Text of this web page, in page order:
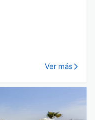
Ver más